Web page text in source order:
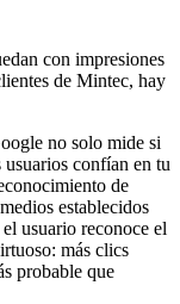
con impresiones
de Mintec, hay
no solo mide si
confían en tu
de
establecidos
usuario reconoce el
más clics
probable que